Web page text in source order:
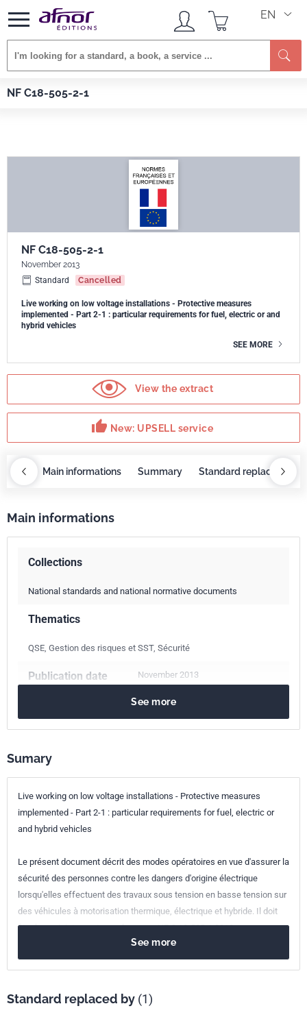
EN
NF C18-505-2-1
Afnor EDITIONS Standards
NF C18-505-2-1
November 2013
Standard
Cancelled
Live working on low voltage installations - Protective measures
implemented - Part 2-1 : particular requirements for fuel, electric or and
hybrid vehicles
SEE MORE
View the extract
thumb_up New: UPSELL service
Main informations Summary Standard replaced by
Main informations
Collections
National standards and national normative documents
Thematics
QSE, Gestion des risques et SST, Sécurité
Publication date November 2013
32 p.
ICS Codes
13.260Protection against electric shock. Live working
43.060.50Electrical and electronic equipment. Control systems
Classification
Print number 1 - décembre 2013
See more
Sumary
Live working on low voltage installations - Protective measures
implemented - Part 2-1 : particular requirements for fuel, electric or
and hybrid vehicles
Le présent document décrit des modes opératoires en vue d'assurer la
sécurité des personnes contre les dangers d'origine électrique
lorsqu'elles effectuent des travaux sous tension en basse tension sur
des véhicules à motorisation thermique, électrique et hybride. Il doit
être lu conjointement avec la norme NF C 18-505-1:2013.
See more
Standard replaced by (1)